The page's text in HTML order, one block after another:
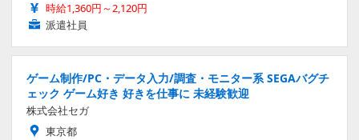
時給1,360円～2,120円
派遣社員
ゲーム制作/PC・データ入力/調査・モニター系 SEGAバグチ
ェック ゲーム好き 好きを仕事に 未経験歓迎
株式会社セガ
東京都